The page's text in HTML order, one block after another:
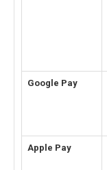
Google Pay
Apple Pay